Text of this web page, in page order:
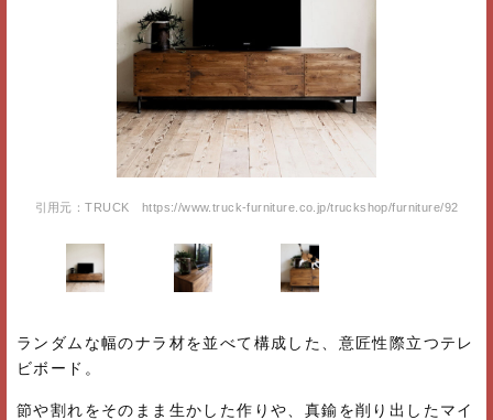
引用元：TRUCK https://www.truck-furniture.co.jp/truckshop/furniture/92
ランダムな幅のナラ材を並べて構成した、意匠性際立つテレ
ビボード。
節や割れをそのまま生かした作りや、真鍮を削り出したマイ